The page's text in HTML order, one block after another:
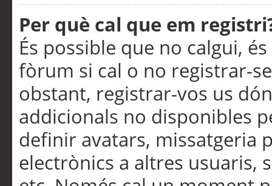
Per què cal que em
És possible que no calgui,
fòrum si cal o no registrar-
obstant, registrar-vos us
addicionals no disponibles
definir avatars, missatgeria
electrònics a altres usuaris,